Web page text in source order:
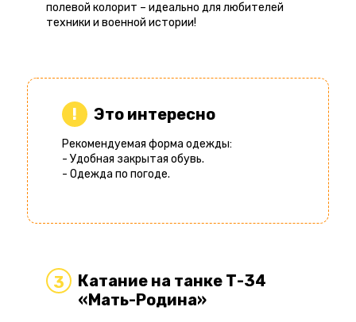
полевой колорит – идеально для любителей
техники и военной истории!
Это интересно
Рекомендуемая форма одежды:
- Удобная закрытая обувь.
- Одежда по погоде.
3
Катание на танке Т-34
«Мать-Родина»